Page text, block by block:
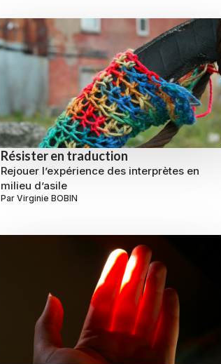
Résister en traduction
Rejouer l’expérience des interprètes en
milieu d’asile
Par Virginie BOBIN